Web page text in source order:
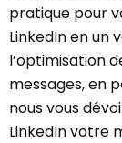
pratique pour
LinkedIn en un
l’optimisation
messages, en
nous vous
LinkedIn votre